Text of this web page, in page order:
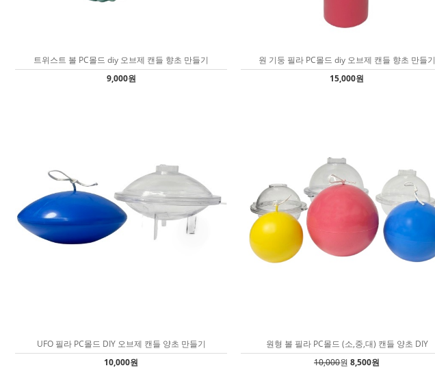
트위스트 볼 PC몰드 diy 오브제 캔들 향초 만들기
9,000원
원 기둥 필라 PC몰드 diy 오브제 캔들 향초 만들기
15,000원
UFO 필라 PC몰드 DIY 오브제 캔들 양초 만들기
10,000원
원형 볼 필라 PC몰드 (소,중,대) 캔들 양초 DIY
10,000원 8,500원